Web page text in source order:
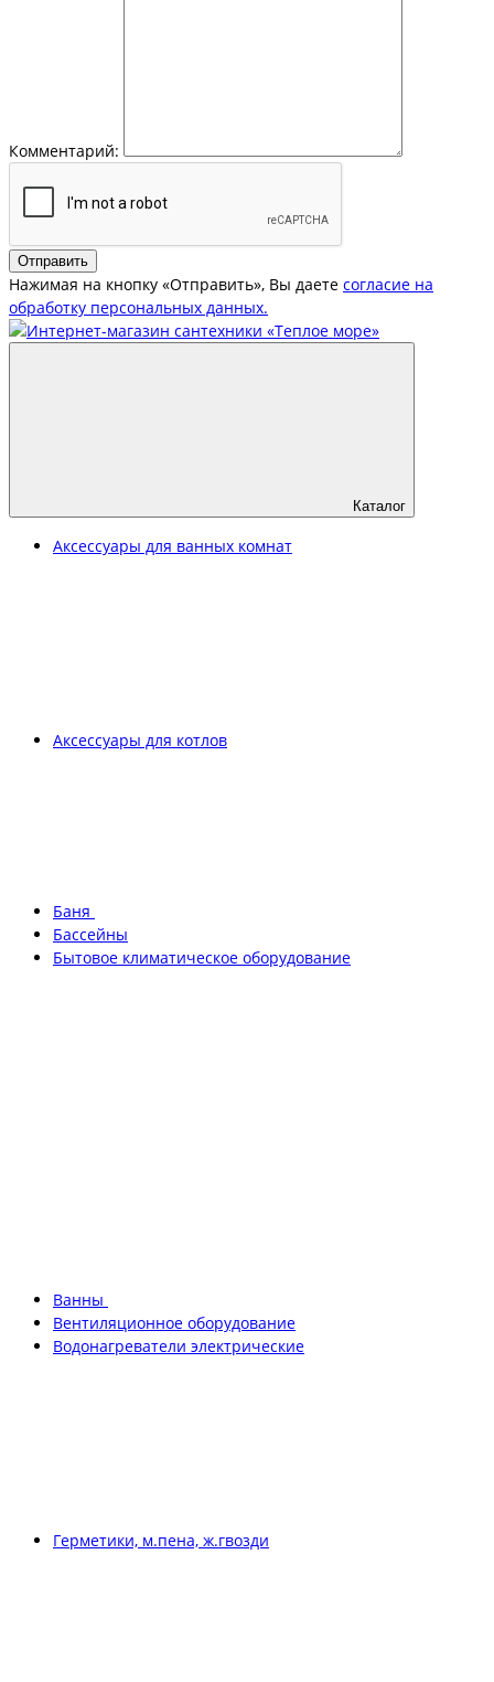
Комментарий:
Отправить
Нажимая на кнопку «Отправить», Вы даете согласие на
обработку персональных данных.
Каталог
Аксессуары для ванных комнат
Аксессуары для котлов
Баня
Бассейны
Бытовое климатическое оборудование
Ванны
Вентиляционное оборудование
Водонагреватели электрические
Герметики, м.пена, ж.гвозди